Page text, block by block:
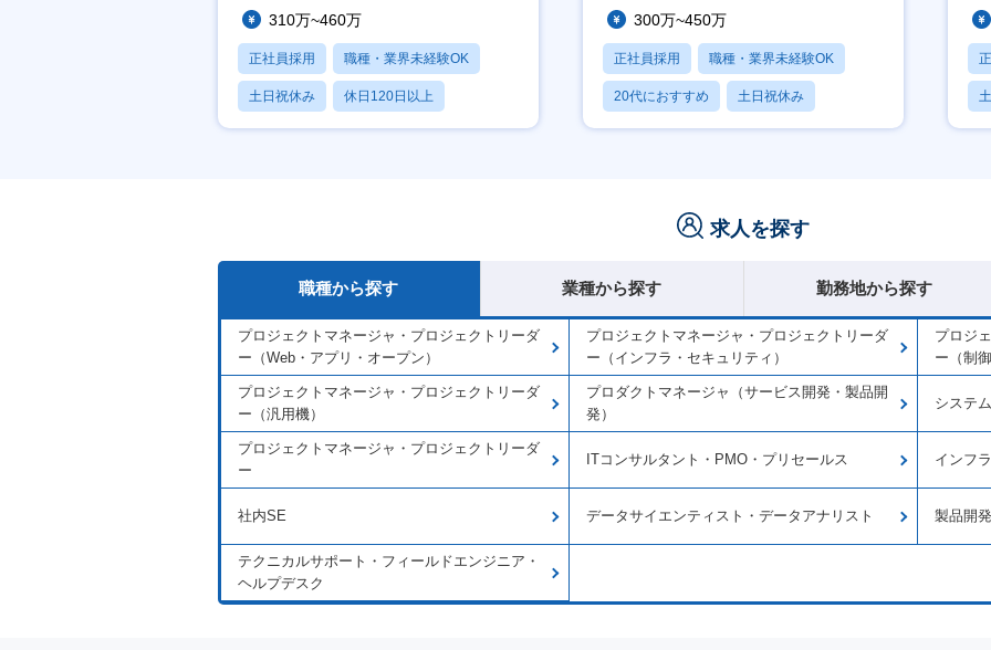
310万~460万
正社員採用 職種・業界未経験OK
土日祝休み 休日120日以上
産休・育休あり
300万~450万
正社員採用 職種・業界未経験OK
20代におすすめ 土日祝休み
休日120日以上
求人を探す
職種から探す 業種から探す 勤務地から探す
プロジェクトマネージャ・プロジェクトリーダ
ー（Web・アプリ・オープン）
プロジェクトマネージャ・プロジェクトリーダ
ー（インフラ・セキュリティ）
プロジ
ー（制
プロジェクトマネージャ・プロジェクトリーダ
ー（汎用機）
プロダクトマネージャ（サービス開発・製品開
発）
システ
プロジェクトマネージャ・プロジェクトリーダ
ー
ITコンサルタント・PMO・プリセールス インフ
社内SE データサイエンティスト・データアナリスト 製品開
テクニカルサポート・フィールドエンジニア・
ヘルプデスク